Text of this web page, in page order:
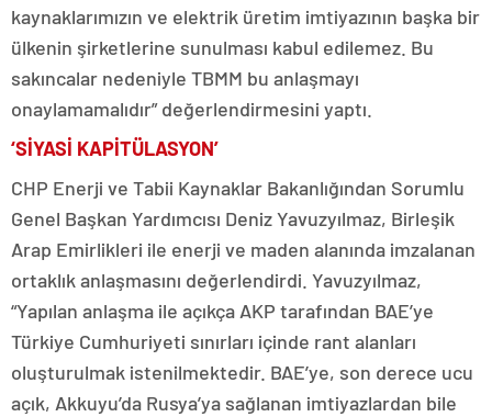
kaynaklarımızın ve elektrik üretim imtiyazının başka bir
ülkenin şirketlerine sunulması kabul edilemez. Bu
sakıncalar nedeniyle TBMM bu anlaşmayı
onaylamamalıdır” değerlendirmesini yaptı.
‘SİYASİ KAPİTÜLASYON’
CHP Enerji ve Tabii Kaynaklar Bakanlığından Sorumlu
Genel Başkan Yardımcısı Deniz Yavuzyılmaz, Birleşik
Arap Emirlikleri ile enerji ve maden alanında imzalanan
ortaklık anlaşmasını değerlendirdi. Yavuzyılmaz,
“Yapılan anlaşma ile açıkça AKP tarafından BAE’ye
Türkiye Cumhuriyeti sınırları içinde rant alanları
oluşturulmak istenilmektedir. BAE’ye, son derece ucu
açık, Akkuyu’da Rusya’ya sağlanan imtiyazlardan bile